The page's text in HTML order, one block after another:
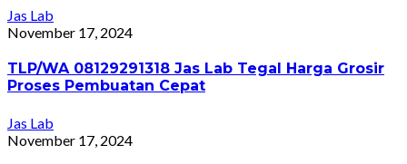
Jas Lab
November 17, 2024
TLP/WA 08129291318 Jas Lab Tegal Harga Grosir
Proses Pembuatan Cepat
Jas Lab
November 17, 2024